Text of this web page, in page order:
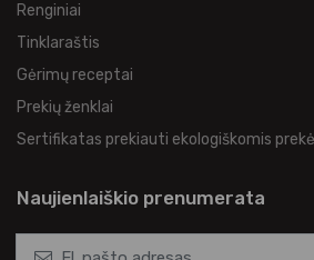
Renginiai
Tinklaraštis
Gėrimų receptai
Prekių ženklai
Sertifikatas prekiauti ekologiškomis
Naujienlaiškio prenumerata